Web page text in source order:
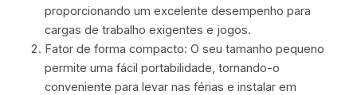
proporcionando um excelente desempenho para
cargas de trabalho exigentes e jogos.
Fator de forma compacto: O seu tamanho pequeno
permite uma fácil portabilidade, tornando-o
conveniente para levar nas férias e instalar em